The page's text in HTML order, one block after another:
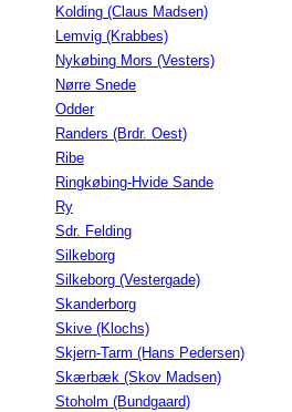
Kolding (Claus Madsen)
Lemvig (Krabbes)
Nykøbing Mors (Vesters)
Nørre Snede
Odder
Randers (Brdr. Oest)
Ribe
Ringkøbing-Hvide Sande
Ry
Sdr. Felding
Silkeborg
Silkeborg (Vestergade)
Skanderborg
Skive (Klochs)
Skjern-Tarm (Hans Pedersen)
Skærbæk (Skov Madsen)
Stoholm (Bundgaard)